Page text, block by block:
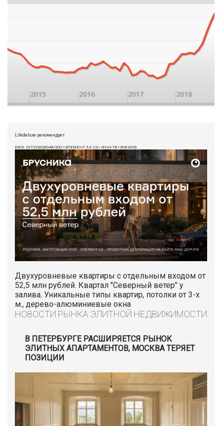
Lifedeluxe рекомендует
ERID: 2VTZQXQDG4A ООО «ЭЛЕМЕНТ 5,6 СЗ» ИНН:7813682056
Двухуровневые квартиры с отдельным входом от
52,5 млн рублей. Квартал "Северный ветер" у
залива. Уникальные типы квартир, потолки от 3-х
м., дерево-алюминиевые окна
НОВОСТИ РЫНКА ЭЛИТНОЙ НЕДВИЖИМОСТИ
В ПЕТЕРБУРГЕ РАСШИРЯЕТСЯ РЫНОК
ЭЛИТНЫХ АПАРТАМЕНТОВ, МОСКВА ТЕРЯЕТ
ПОЗИЦИИ